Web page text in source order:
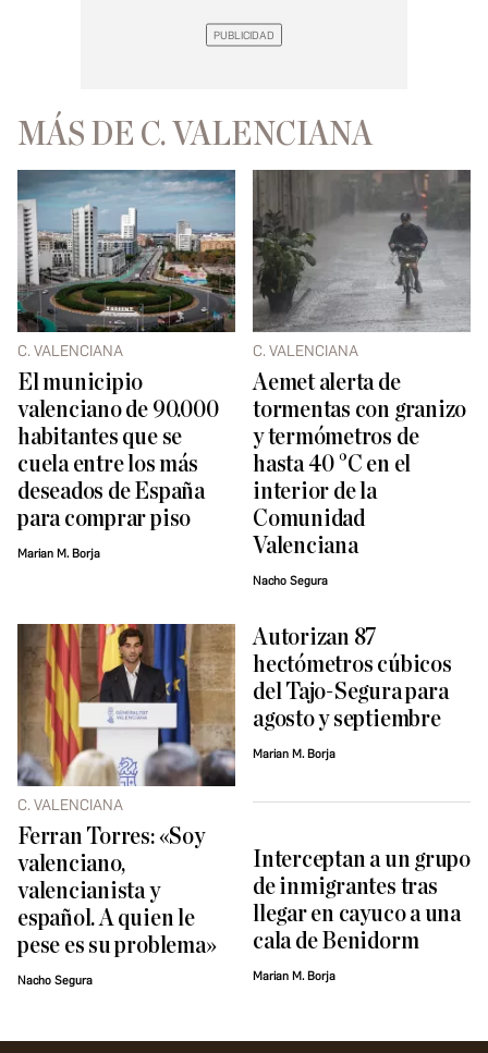
MÁS DE C. VALENCIANA
C. VALENCIANA
El municipio
valenciano de 90.000
habitantes que se
cuela entre los más
deseados de España
para comprar piso
Marian M. Borja
C. VALENCIANA
Aemet alerta de
tormentas con granizo
y termómetros de
hasta 40 °C en el
interior de la
Comunidad
Valenciana
Nacho Segura
C. VALENCIANA
Ferran Torres: «Soy
valenciano,
valencianista y
español. A quien le
pese es su problema»
Nacho Segura
Autorizan 87
hectómetros cúbicos
del Tajo-Segura para
agosto y septiembre
Marian M. Borja
Interceptan a un grupo
de inmigrantes tras
llegar en cayuco a una
cala de Benidorm
Marian M. Borja